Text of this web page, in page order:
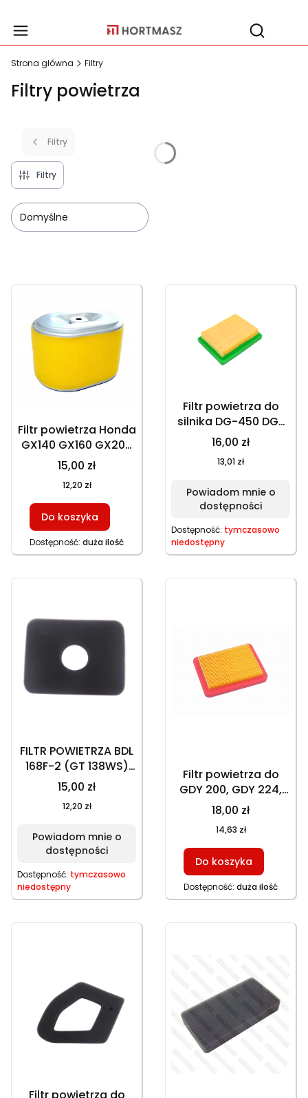
Otwórz
Strona główna Filtry
Filtry powietrza
Filtry
Filtry
Domyślne
Filtr powietrza Honda
GX140 GX160 GX200
17210-ZE1-822
102x73x67
15,00 zł
12,20 zł
Do koszyka
Dostępność: duża ilość
Filtr powietrza do
silnika DG-450 DG-
600 papierowy
25100131601
127x100x30
16,00 zł
13,01 zł
Powiadom mnie o
dostępności
Dostępność: tymczasowo
niedostępny
FILTR POWIETRZA BDL
168F-2 (GT 138WS)
GĄBKA
15,00 zł
12,20 zł
Powiadom mnie o
dostępności
Dostępność: tymczasowo
niedostępny
Filtr powietrza do
GDY 200, GDY 224,
WKŁAD, 136x105x22
mm
18,00 zł
14,63 zł
Do koszyka
Dostępność: duża ilość
Filtr powietrza do